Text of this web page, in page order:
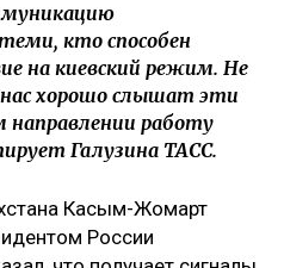
кто способен
на киевский режим. Не
хорошо слышат эти
работу
Галузина ТАСС.
Касым-Жомарт
России